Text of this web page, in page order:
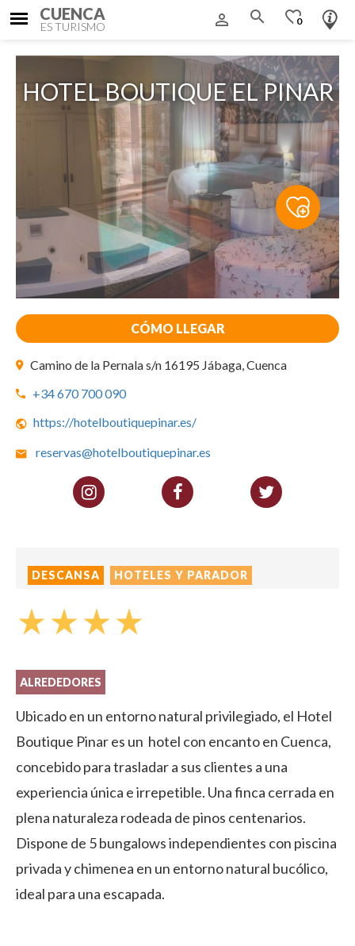
CUENCA
ES TURISMO person_outline search favorite_border
0
CÓMO LLEGAR
Camino de la Pernala s/n 16195 Jábaga, Cuenca
+34 670 700 090
https://hotelboutiquepinar.es/
reservas@hotelboutiquepinar.es
DESCANSA HOTELES Y PARADOR
HOTEL BOUTIQUE EL PINAR
star_ratestar_ratestar_ratestar_rate
ALREDEDORES
Ubicado en un entorno natural privilegiado, el Hotel
Boutique Pinar es un hotel con encanto en Cuenca,
concebido para trasladar a sus clientes a una
experiencia única e irrepetible. Una finca cerrada en
plena naturaleza rodeada de pinos centenarios.
Dispone de 5 bungalows independientes con piscina
privada y chimenea en un entorno natural bucólico,
ideal para una escapada.